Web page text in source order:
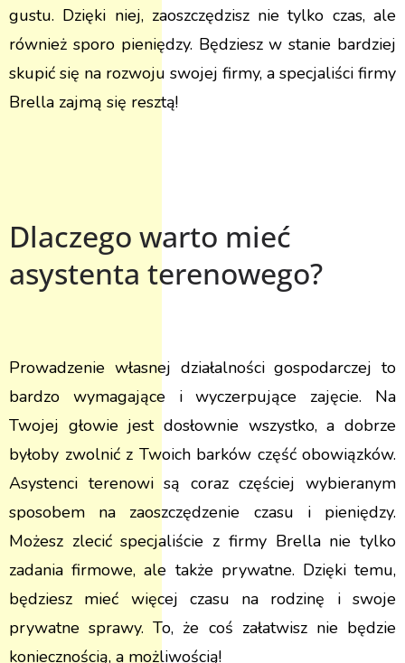
gustu. Dzięki niej, zaoszczędzisz nie tylko czas, ale
również sporo pieniędzy. Będziesz w stanie bardziej
skupić się na rozwoju swojej firmy, a specjaliści firmy
Brella zajmą się resztą!
Dlaczego warto mieć
asystenta terenowego?
Prowadzenie własnej działalności gospodarczej to
bardzo wymagające i wyczerpujące zajęcie. Na
Twojej głowie jest dosłownie wszystko, a dobrze
byłoby zwolnić z Twoich barków część obowiązków.
Asystenci terenowi są coraz częściej wybieranym
sposobem na zaoszczędzenie czasu i pieniędzy.
Możesz zlecić specjaliście z firmy Brella nie tylko
zadania firmowe, ale także prywatne. Dzięki temu,
będziesz mieć więcej czasu na rodzinę i swoje
prywatne sprawy. To, że coś załatwisz nie będzie
koniecznością, a możliwością!